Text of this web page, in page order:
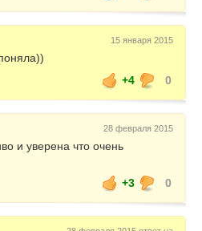
15 января 2015
+4
0
28 февраля 2015
и уверена что очень
+3
0